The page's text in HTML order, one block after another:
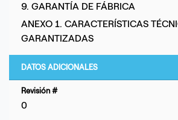
9. GARANTÍA DE FÁBRICA
ANEXO 1. CARACTERÍSTICAS
GARANTIZADAS
DATOS ADICIONALES
Revisión #
0